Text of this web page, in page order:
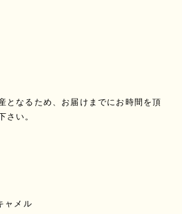
となるため、お届けまでにお時間を頂
さい。
ャメル